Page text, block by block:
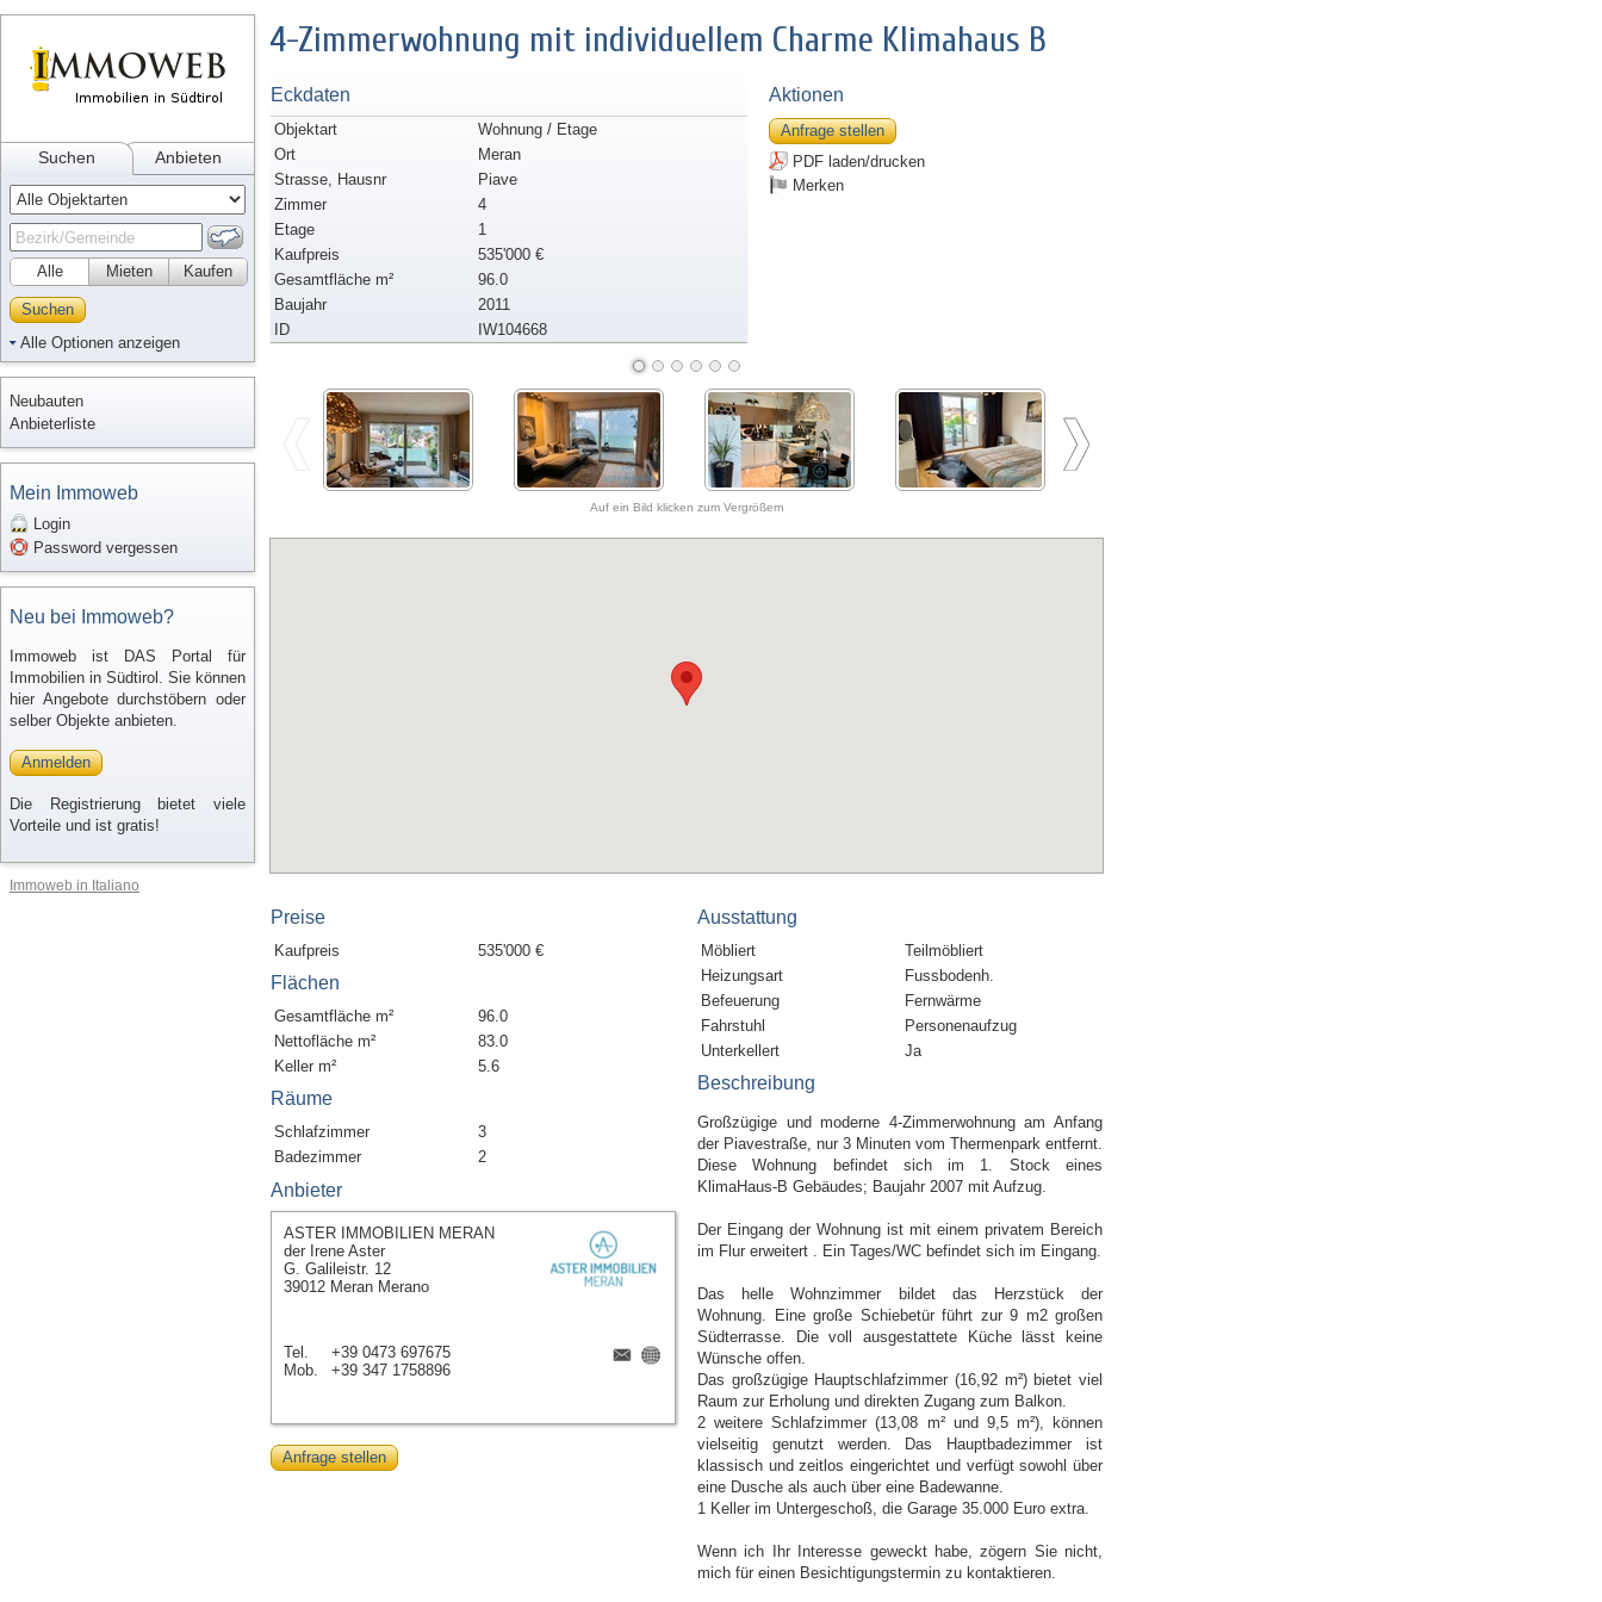
Suchen Anbieten
Alle Kaufen
Mieten
Suchen
Alle Optionen anzeigen
Neubauten
Anbieterliste
Mein Immoweb
Login
Password vergessen
Neu bei Immoweb?
Immoweb ist DAS Portal für
Immobilien in Südtirol. Sie können
hier Angebote durchstöbern oder
selber Objekte anbieten.
Anmelden
Die Registrierung bietet viele
Vorteile und ist gratis!
Immoweb in Italiano
4-Zimmerwohnung mit individuellem Charme Klimahaus B
Eckdaten
Objektart
Wohnung / Etage
Ort
Meran
Strasse, Hausnr
Piave
Zimmer
4
Etage
1
Kaufpreis
535'000 €
Gesamtfläche m²
96.0
Baujahr
2011
ID
IW104668
Aktionen
Anfrage stellen
PDF laden/drucken
Merken
Auf ein Bild klicken zum Vergrößern
Preise
Kaufpreis 535'000 €
Flächen
Gesamtfläche m²
96.0
Nettofläche m²
83.0
Keller m²
5.6
Räume
Schlafzimmer
3
Badezimmer
2
Ausstattung
Möbliert
Teilmöbliert
Heizungsart
Fussbodenh.
Befeuerung
Fernwärme
Fahrstuhl
Personenaufzug
Unterkellert
Ja
Beschreibung
Großzügige und moderne 4-Zimmerwohnung am Anfang
der Piavestraße, nur 3 Minuten vom Thermenpark entfernt.
Diese Wohnung befindet sich im 1. Stock eines
KlimaHaus-B Gebäudes; Baujahr 2007 mit Aufzug.
Der Eingang der Wohnung ist mit einem privatem Bereich
im Flur erweitert . Ein Tages/WC befindet sich im Eingang.
Das helle Wohnzimmer bildet das Herzstück der
Wohnung. Eine große Schiebetür führt zur 9 m2 großen
Südterrasse. Die voll ausgestattete Küche lässt keine
Wünsche offen.
Das großzügige Hauptschlafzimmer (16,92 m²) bietet viel
Raum zur Erholung und direkten Zugang zum Balkon.
2 weitere Schlafzimmer (13,08 m² und 9,5 m²), können
vielseitig genutzt werden. Das Hauptbadezimmer ist
klassisch und zeitlos eingerichtet und verfügt sowohl über
eine Dusche als auch über eine Badewanne.
1 Keller im Untergeschoß, die Garage 35.000 Euro extra.
Wenn ich Ihr Interesse geweckt habe, zögern Sie nicht,
mich für einen Besichtigungstermin zu kontaktieren.
Anbieter
ASTER IMMOBILIEN MERAN
der Irene Aster
G. Galileistr. 12
39012 Meran Merano
Tel.
+39 0473 697675
Mob.
+39 347 1758896
Anfrage stellen